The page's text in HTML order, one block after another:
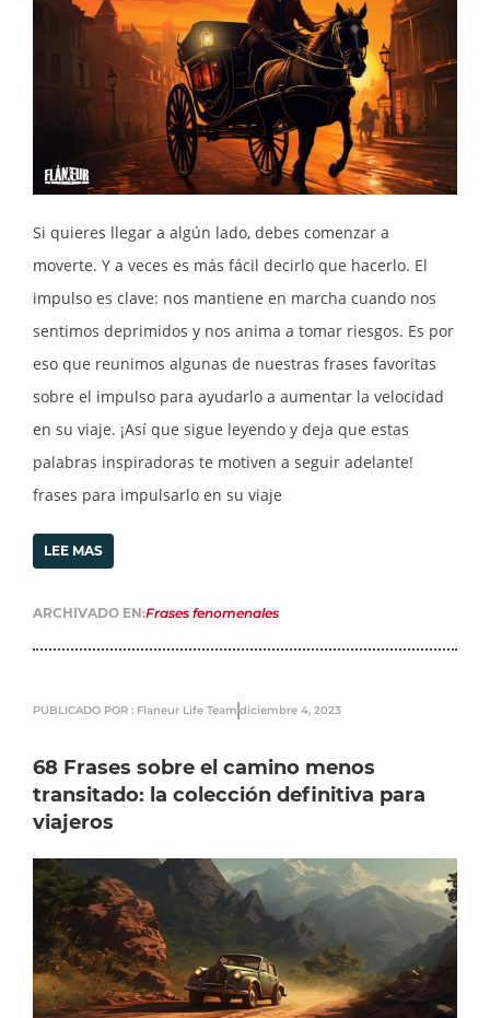
Si quieres llegar a algún lado, debes comenzar a
moverte. Y a veces es más fácil decirlo que hacerlo. El
impulso es clave: nos mantiene en marcha cuando nos
sentimos deprimidos y nos anima a tomar riesgos. Es por
eso que reunimos algunas de nuestras frases favoritas
sobre el impulso para ayudarlo a aumentar la velocidad
en su viaje. ¡Así que sigue leyendo y deja que estas
palabras inspiradoras te motiven a seguir adelante!
frases para impulsarlo en su viaje
LEE MAS
ARCHIVADO EN:Frases fenomenales
PUBLICADO POR : Flaneur Life Team diciembre 4, 2023
68 Frases sobre el camino menos
transitado: la colección definitiva para
viajeros